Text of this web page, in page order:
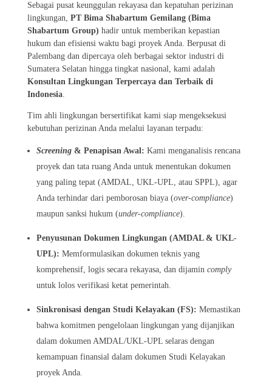
Sebagai pusat keunggulan rekayasa dan kepatuhan perizinan
lingkungan, PT Bima Shabartum Gemilang (Bima
Shabartum Group) hadir untuk memberikan kepastian
hukum dan efisiensi waktu bagi proyek Anda. Berpusat di
Palembang dan dipercaya oleh berbagai sektor industri di
Sumatera Selatan hingga tingkat nasional, kami adalah
Konsultan Lingkungan Terpercaya dan Terbaik di
Indonesia.
Tim ahli lingkungan bersertifikat kami siap mengeksekusi
kebutuhan perizinan Anda melalui layanan terpadu:
Screening & Penapisan Awal: Kami menganalisis rencana
proyek dan tata ruang Anda untuk menentukan dokumen
yang paling tepat (AMDAL, UKL-UPL, atau SPPL), agar
Anda terhindar dari pemborosan biaya (over-compliance)
maupun sanksi hukum (under-compliance).
Penyusunan Dokumen Lingkungan (AMDAL & UKL-
UPL): Memformulasikan dokumen teknis yang
komprehensif, logis secara rekayasa, dan dijamincomply
untuk lolos verifikasi ketat pemerintah.
Sinkronisasi dengan Studi Kelayakan (FS): Memastikan
bahwa komitmen pengelolaan lingkungan yang dijanjikan
dalam dokumen AMDAL/UKL-UPL selaras dengan
kemampuan finansial dalam dokumen Studi Kelayakan
proyek Anda.